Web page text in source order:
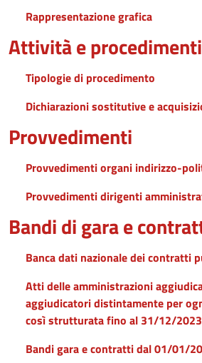
Rappresentazione grafica
Attività e procedimenti
Tipologie di procedimento
Dichiarazioni sostitutive e
Provvedimenti
Provvedimenti organi indirizzo-
Provvedimenti dirigenti
Bandi di gara e
Banca dati nazionale dei contratti
Atti delle amministrazioni
aggiudicatori distintamente per
così strutturata fino al 31/12/2023
Bandi gara e contratti dal 01/01/